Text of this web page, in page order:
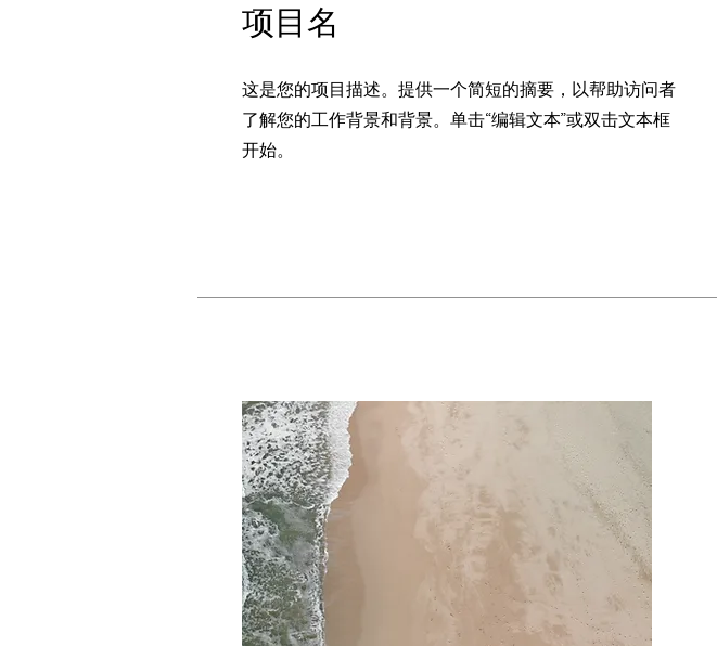
项目名
这是您的项目描述。提供一个简短的摘要，以帮助访问者
了解您的工作背景和背景。单击“编辑文本”或双击文本框
开始。